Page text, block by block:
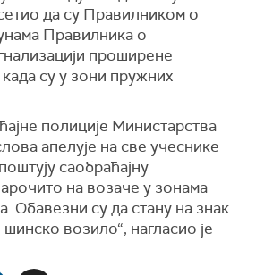
да су Правилником о
Правилника о
проширене
су у зони пружних
полиције Министарства
апелује на све учеснике
саобраћајну
на возаче у зонама
Обавезни су да стану на знак
возило“, нагласио је